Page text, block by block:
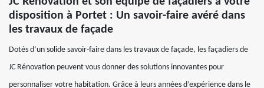
disposition à Portet : Un savoir-faire avéré dans
les travaux de façade
Dotés d’un solide savoir-faire dans les travaux de façade, les façadiers de
JC Rénovation peuvent vous donner des solutions innovantes pour
personnaliser votre habitation. Grâce à leurs années d’expérience dans le